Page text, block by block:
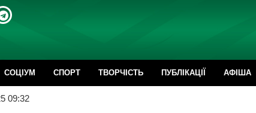
CОЦІУМ СПОРТ ТВОРЧІСТЬ ПУБЛІКАЦІЇ АФІША
09:32